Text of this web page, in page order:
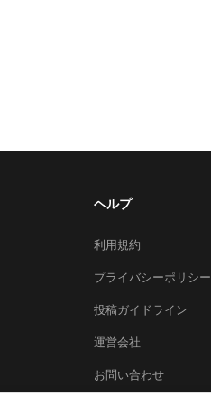
ヘルプ
利用規約
プライバシーポリシー
投稿ガイドライン
運営会社
お問い合わせ